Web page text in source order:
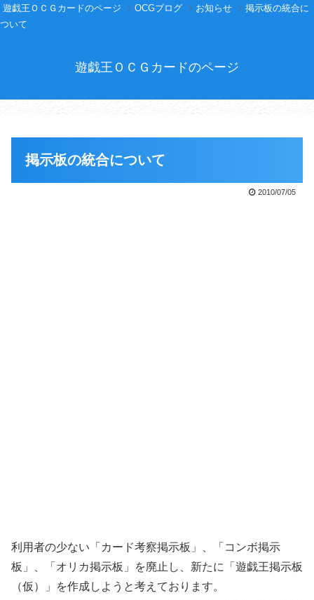
遊戯王ＯＣＧカードのページ OCGブログ お知らせ
掲示板の統合に
ついて
遊戯王ＯＣＧカードのページ
掲示板の統合について
2010/07/05
利用者の少ない「カード考察掲示板」、「コンボ掲示
板」、「オリカ掲示板」を廃止し、新たに「遊戯王掲示板
（仮）」を作成しようと考えております。